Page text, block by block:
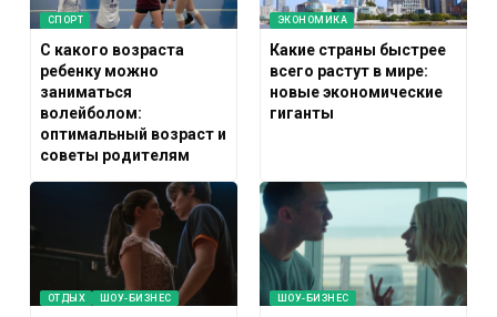
СПОРТ
С какого возраста
ребенку можно
заниматься
волейболом:
оптимальный возраст и
советы родителям
ЭКОНОМИКА
Какие страны быстрее
всего растут в мире:
новые экономические
гиганты
ОТДЫХ ШОУ-БИЗНЕС ШОУ-БИЗНЕС